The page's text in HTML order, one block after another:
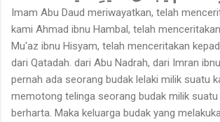
Imam Abu Daud meriwayatkan, telah
kami Ahmad ibnu Hambal, telah
Mu'az ibnu Hisyam, telah menceritakan
dari Qatadah. dari Abu Nadrah, dari Imran
pernah ada seorang budak lelaki milik suatu
memotong telinga seorang budak milik suatu
berharta. Maka keluarga budak yang